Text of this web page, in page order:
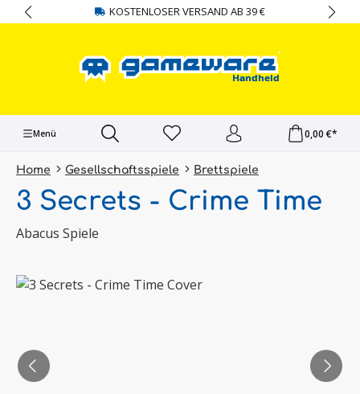
springen KOSTENLOSER VERSAND AB 39 €
Menü 0,00 €*
Home Gesellschaftsspiele Brettspiele
3 Secrets - Crime Time
Abacus Spiele
Bildergalerie überspringen